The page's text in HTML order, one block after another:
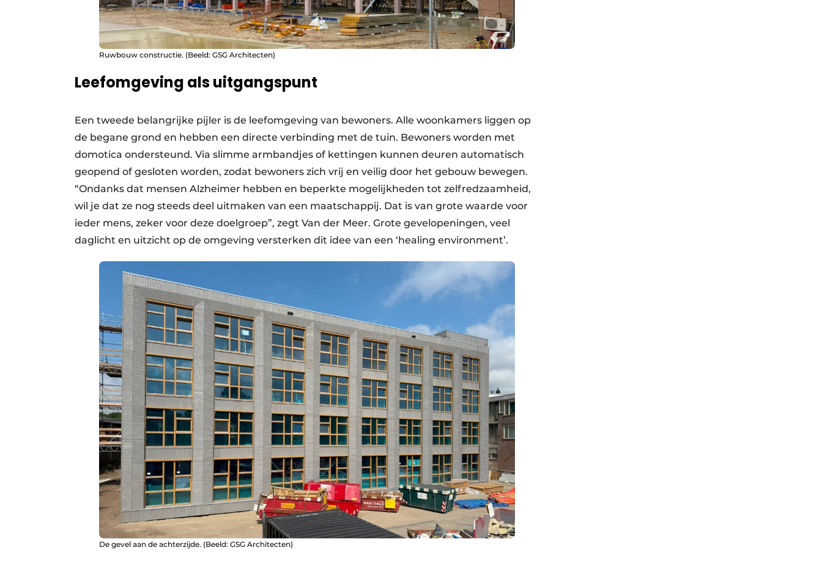
Ruwbouw constructie. (Beeld: GSG Architecten)
Leefomgeving als uitgangspunt
Een tweede belangrijke pijler is de leefomgeving van bewoners. Alle woonkamers liggen op
de begane grond en hebben een directe verbinding met de tuin. Bewoners worden met
domotica ondersteund. Via slimme armbandjes of kettingen kunnen deuren automatisch
geopend of gesloten worden, zodat bewoners zich vrij en veilig door het gebouw bewegen.
“Ondanks dat mensen Alzheimer hebben en beperkte mogelijkheden tot zelfredzaamheid,
wil je dat ze nog steeds deel uitmaken van een maatschappij. Dat is van grote waarde voor
ieder mens, zeker voor deze doelgroep”, zegt Van der Meer. Grote gevelopeningen, veel
daglicht en uitzicht op de omgeving versterken dit idee van een ‘healing environment’.
De gevel aan de achterzijde. (Beeld: GSG Architecten)